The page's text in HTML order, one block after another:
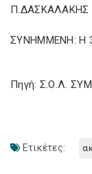
Π.ΔΑΣΚΑΛΑΚΗΣ
ΣΥΝΗΜΜΕΝΗ: Η
Πηγή: Σ.Ο.Λ.
Ετικέτες: